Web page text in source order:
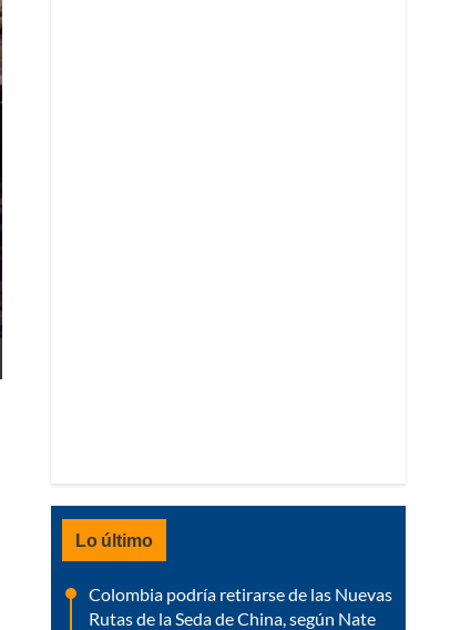
Lo último
Colombia podría retirarse de las Nuevas
Rutas de la Seda de China, según Nate